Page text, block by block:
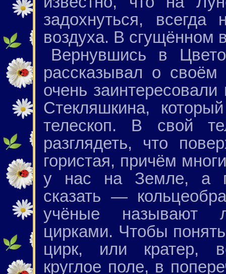
задохнуться,
воздуха. В сгущённом
Вернувшись в
рассказывал о своём
очень
Стекляшкина,
телескоп. В свой
разглядеть, что
гористая, причём
у нас на Земле, а
сказать —
учёные называют
цирками. Чтобы
цирк, или кратер,
круглое поле, в